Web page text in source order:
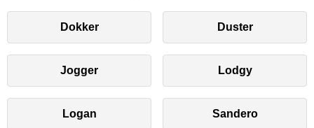
Dokker Duster
Jogger Lodgy
Logan Sandero